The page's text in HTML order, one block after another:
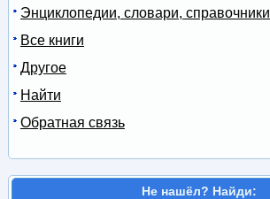
Энциклопедии, словари, справочники
Все книги
Другое
Найти
Обратная связь
Не нашёл? Найди: